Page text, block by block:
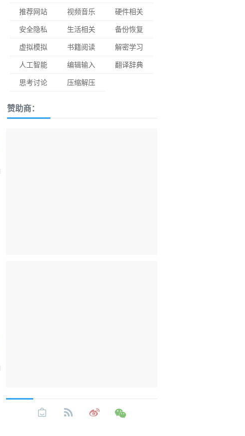
推荐网站
视频音乐
硬件相关
安全隐私
生活相关
备份恢复
虚拟模拟
书籍阅读
解密学习
人工智能
编辑输入
翻译辞典
思考讨论
压缩解压
赞助商：